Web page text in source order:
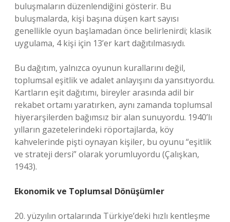
buluşmaların düzenlendiğini gösterir. Bu
buluşmalarda, kişi başına düşen kart sayısı
genellikle oyun başlamadan önce belirlenirdi; klasik
uygulama, 4 kişi için 13’er kart dağıtılmasıydı.
Bu dağıtım, yalnızca oyunun kurallarını değil,
toplumsal eşitlik ve adalet anlayışını da yansıtıyordu.
Kartların eşit dağıtımı, bireyler arasında adil bir
rekabet ortamı yaratırken, aynı zamanda toplumsal
hiyerarşilerden bağımsız bir alan sunuyordu. 1940’lı
yılların gazetelerindeki röportajlarda, köy
kahvelerinde pişti oynayan kişiler, bu oyunu “eşitlik
ve strateji dersi” olarak yorumluyordu (Çalışkan,
1943).
Ekonomik ve Toplumsal Dönüşümler
20. yüzyılın ortalarında Türkiye’deki hızlı kentleşme